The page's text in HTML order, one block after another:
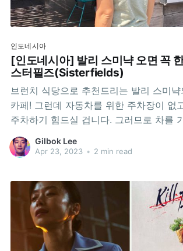
인도네시아
[인도네시아] 발리 스미냑 오면 꼭
스터필즈(Sisterfields)
브런치 식당으로 추천드리는 발리 스미
카페! 그런데 자동차를 위한 주차장이 없
주차하기 힘드실 겁니다. 그러므로 차를
Grab이나 Gojek을 이용하시길 추천드립
정말 많이 옵니다. 2022년 8월에 먹은 것
Gilbok Lee
Apr 23, 2023 • 2 min read